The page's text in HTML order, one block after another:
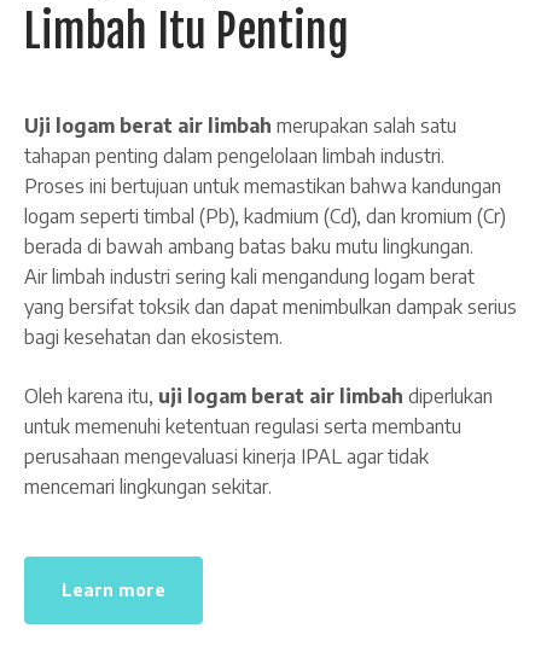
Limbah Itu Penting
Uji logam berat air limbah merupakan salah satu
tahapan penting dalam pengelolaan limbah industri.
Proses ini bertujuan untuk memastikan bahwa kandungan
logam seperti timbal (Pb), kadmium (Cd), dan kromium (Cr)
berada di bawah ambang batas baku mutu lingkungan.
Air limbah industri sering kali mengandung logam berat
yang bersifat toksik dan dapat menimbulkan dampak serius
bagi kesehatan dan ekosistem.
Oleh karena itu, uji logam berat air limbah diperlukan
untuk memenuhi ketentuan regulasi serta membantu
perusahaan mengevaluasi kinerja IPAL agar tidak
mencemari lingkungan sekitar.
Learn more